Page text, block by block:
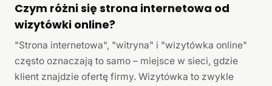
Czym różni się strona internetowa od
wizytówki online?
"Strona internetowa", "witryna" i "wizytówka online"
często oznaczają to samo – miejsce w sieci, gdzie
klient znajdzie ofertę firmy. Wizytówka to zwykle